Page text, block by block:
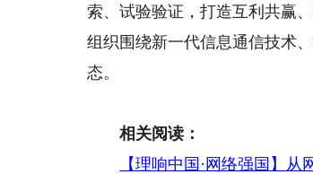
索、试验验证，打造互利共赢
组织围绕新一代信息通信技术
态。
相关阅读：
【理响中国·网络强国】